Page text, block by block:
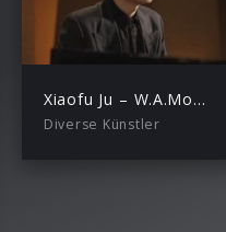
Xiaofu Ju – W.A.Mozart: Lacrimosa from Requiem, K. 626 (Transcri. Xiaofu Ju)
Diverse Künstler